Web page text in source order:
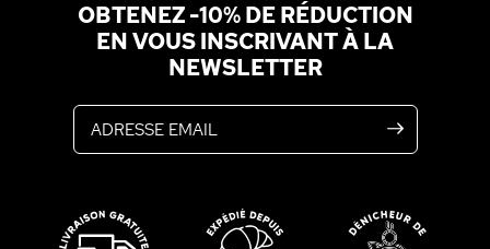
OBTENEZ -10% DE RÉDUCTION
EN VOUS INSCRIVANT À LA
NEWSLETTER